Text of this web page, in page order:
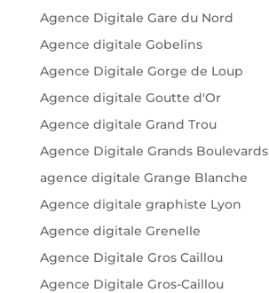
Agence Digitale Gare du Nord
Agence digitale Gobelins
Agence Digitale Gorge de Loup
Agence digitale Goutte d'Or
Agence digitale Grand Trou
Agence Digitale Grands Boulevards
agence digitale Grange Blanche
Agence digitale graphiste Lyon
Agence digitale Grenelle
Agence Digitale Gros Caillou
Agence Digitale Gros-Caillou